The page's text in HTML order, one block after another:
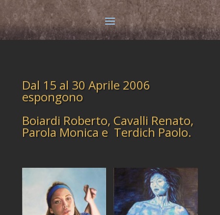
Dal 15 al 30 Aprile 2006
espongono
Boiardi Roberto, Cavalli Renato,
Parola Monica e Terdich Paolo.